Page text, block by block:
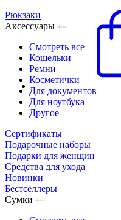
Рюкзаки
Аксессуары
Смотреть все
Кошельки
Ремни
Косметички
Для документов
Для ноутбука
Другое
Сертификаты
Подарочные наборы
Подарки для женщин
Средства для ухода
Новинки
Бестселлеры
Сумки